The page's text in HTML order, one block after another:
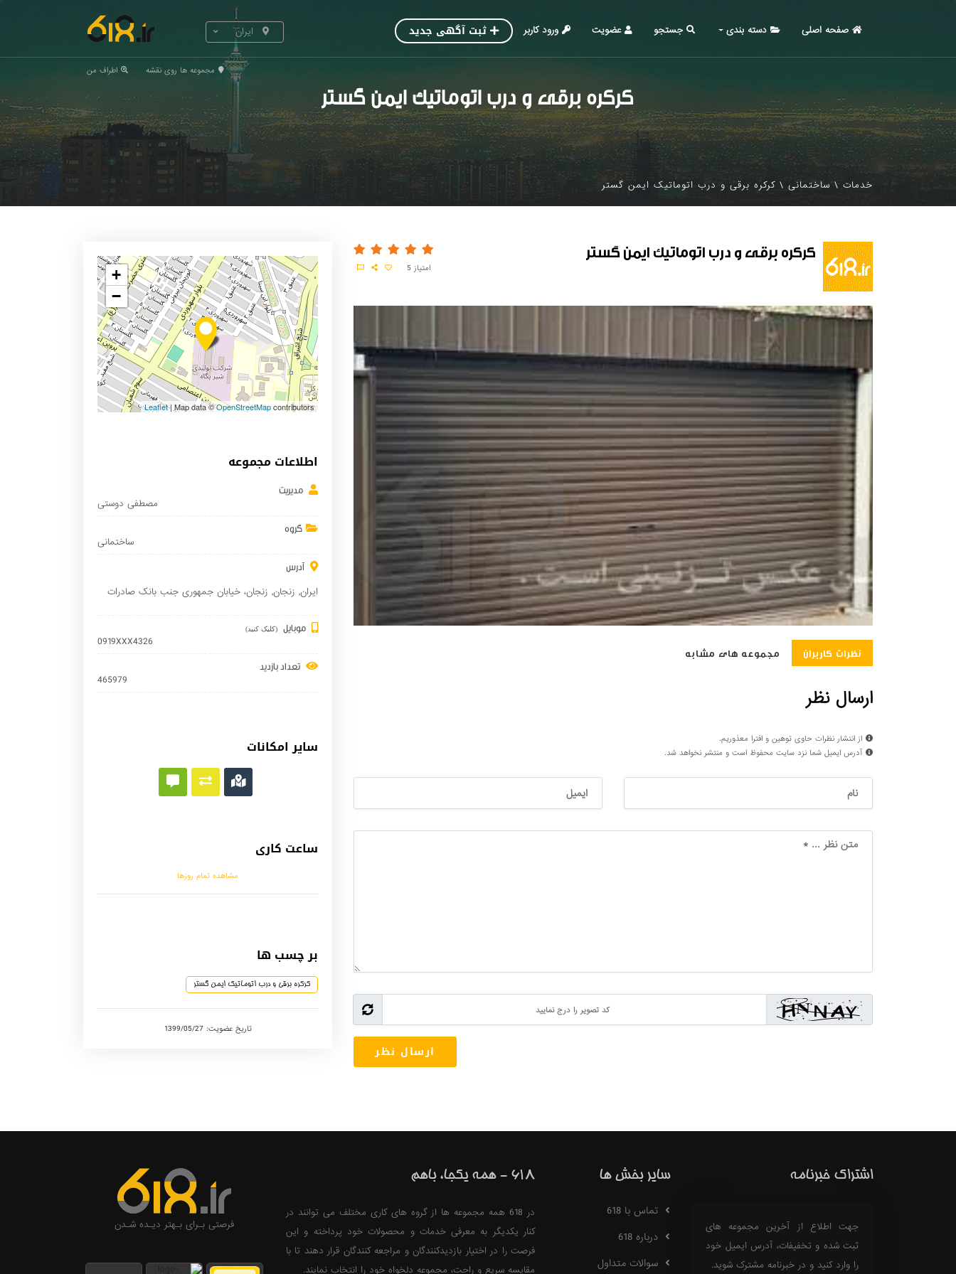
ایران صفحه اصلی دسته بندی جستجو عضویت ورود کاربر ثبت آگهی جدید
مجموعه ها روی نقشه اطراف من
کرکره برقی و درب اتوماتیک ایمن گستر
خدمات \ ساختمانی \ کرکره برقی و درب اتوماتیک ایمن گستر
کرکره برقی و درب اتوماتیک ایمن گستر
امتیاز 5
نظرات کاربران مجموعه های مشابه
ارسال نظر
از انتشار نظرات حاوی توهین و افترا معذوریم.
آدرس ایمیل شما نزد سایت محفوظ است و منتشر نخواهد شد.
+
−
Leaflet| Map data ©OpenStreetMapcontributors
اطلاعات مجموعه
مدیریت
مصطفی دوستی
گروه
ساختمانی
آدرس
ایران, زنجان, زنجان، خیابان جمهوری جنب بانک صادرات
موبایل (کلیک کنید)
0919XXX4326
تعداد بازدید
465979
سایر امکانات
ساعت کاری
مشاهده تمام روزها
بر چسب ها
کرکره برقی و درب اتوماتیک ایمن گستر
تاریخ عضویت: 1399/05/27
اشتراک خبرنامه
جهت اطلاع از آخرین مجموعه های
ثبت شده و تخفیفات، آدرس ایمیل خود
را وارد کنید و در خبرنامه مشترک شوید.
سایر بخش ها
تماس با 618
درباره 618
سوالات متداول
618 - همه یکجا، باهم
در 618 همه مجموعه ها از گروه های کاری مختلف می توانند در
کنار یکدیگر به معرفی خدمات و محصولات خود پرداخته و این
فرصت را در اختیار بازدیدکنندگان و مراجعه کنندگان قرار دهند تا با
مقایسه سریع و راحت، مجموعه دلخواه خود را انتخاب نمایند.
فرصتی بـرای بـهتر دیـده شـدن